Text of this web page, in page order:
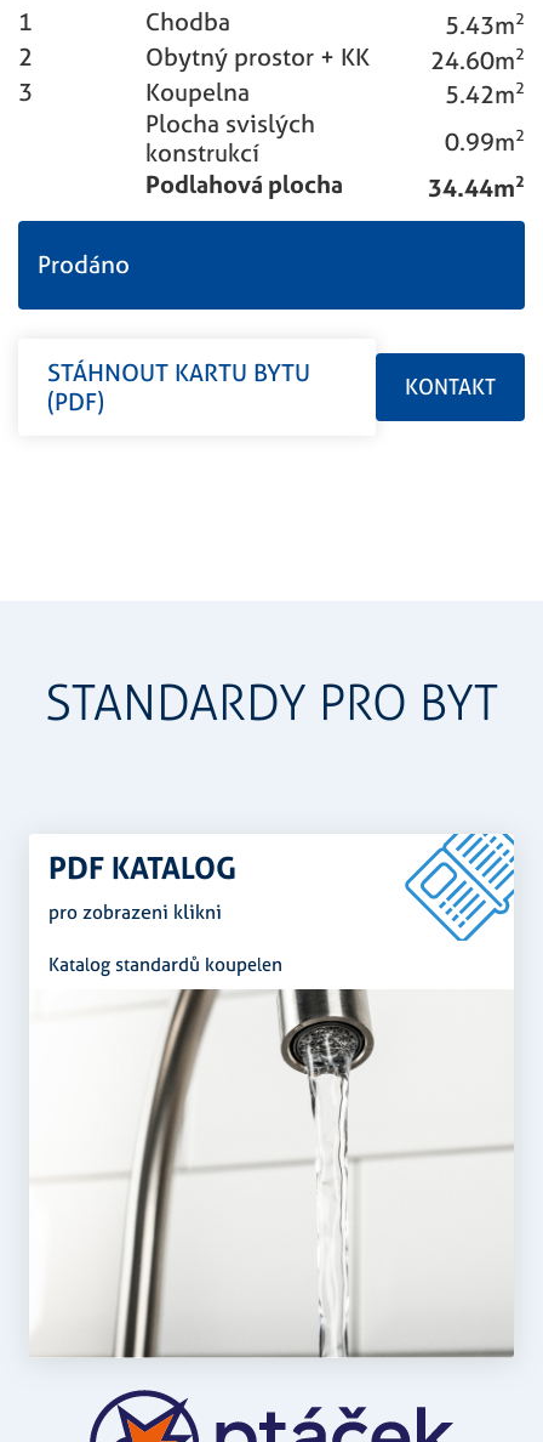
1
Chodba 5.43m2
2 Obytný prostor + KK 24.60m2
3 Koupelna 5.42m2
Plocha svislých
konstrukcí
0.99m2
Podlahová plocha 34.44m2
Prodáno
STÁHNOUT KARTU BYTU
(PDF)
KONTAKT
STANDARDY PRO BYT
PDF KATALOG
pro zobrazeni klikni
Katalog standardů koupelen